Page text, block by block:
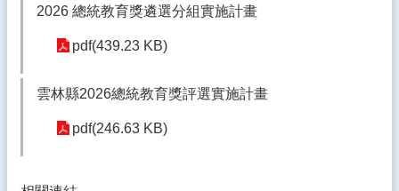
精
2026 總統教育獎遴選分組實施計畫
pdf(439.23 KB)
雲林縣2026總統教育獎評選實施計畫
pdf(246.63 KB)